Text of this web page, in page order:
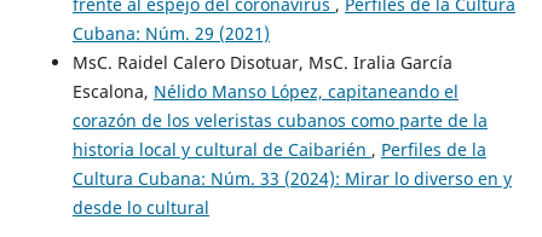
Cubana: Núm. 29 (2021)
MsC. Raidel Calero Disotuar, MsC. Iralia García
Escalona, Nélido Manso López, capitaneando el
corazón de los veleristas cubanos como parte de la
historia local y cultural de Caibarién , Perfiles de la
Cultura Cubana: Núm. 33 (2024): Mirar lo diverso en y
desde lo cultural